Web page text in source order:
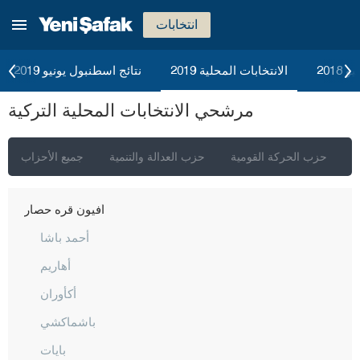
انتخابات
نتائج اسطنبول يونيو 2019 الانتخابات المحلية 2019
مرشحي الانتخابات المحلية التركية
جميع الأحزاب حزب العدالة والتنمية حزب الحركة القومية
أنقرة
إزمير
أديامان
أفيون قره حصار
أحمد باشا
أهاريم
أكأوران
باشماكشي
بايات